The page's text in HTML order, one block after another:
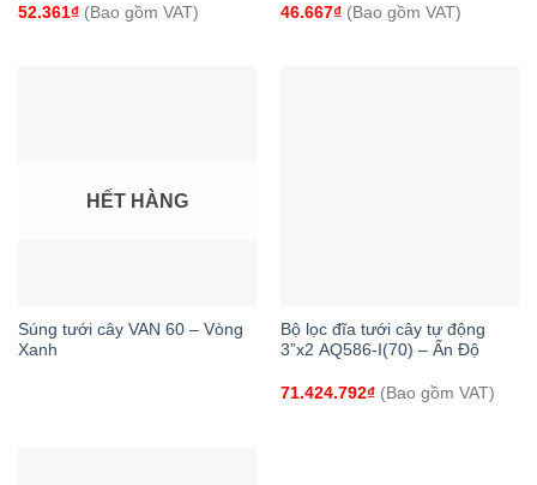
52.361₫(Bao gồm VAT) 46.667₫(Bao gồm VAT)
HẾT HÀNG
Súng tưới cây VAN 60 – Vòng
Xanh
Bộ lọc đĩa tưới cây tự động
3”x2 AQ586-I(70) – Ấn Độ
71.424.792₫(Bao gồm VAT)